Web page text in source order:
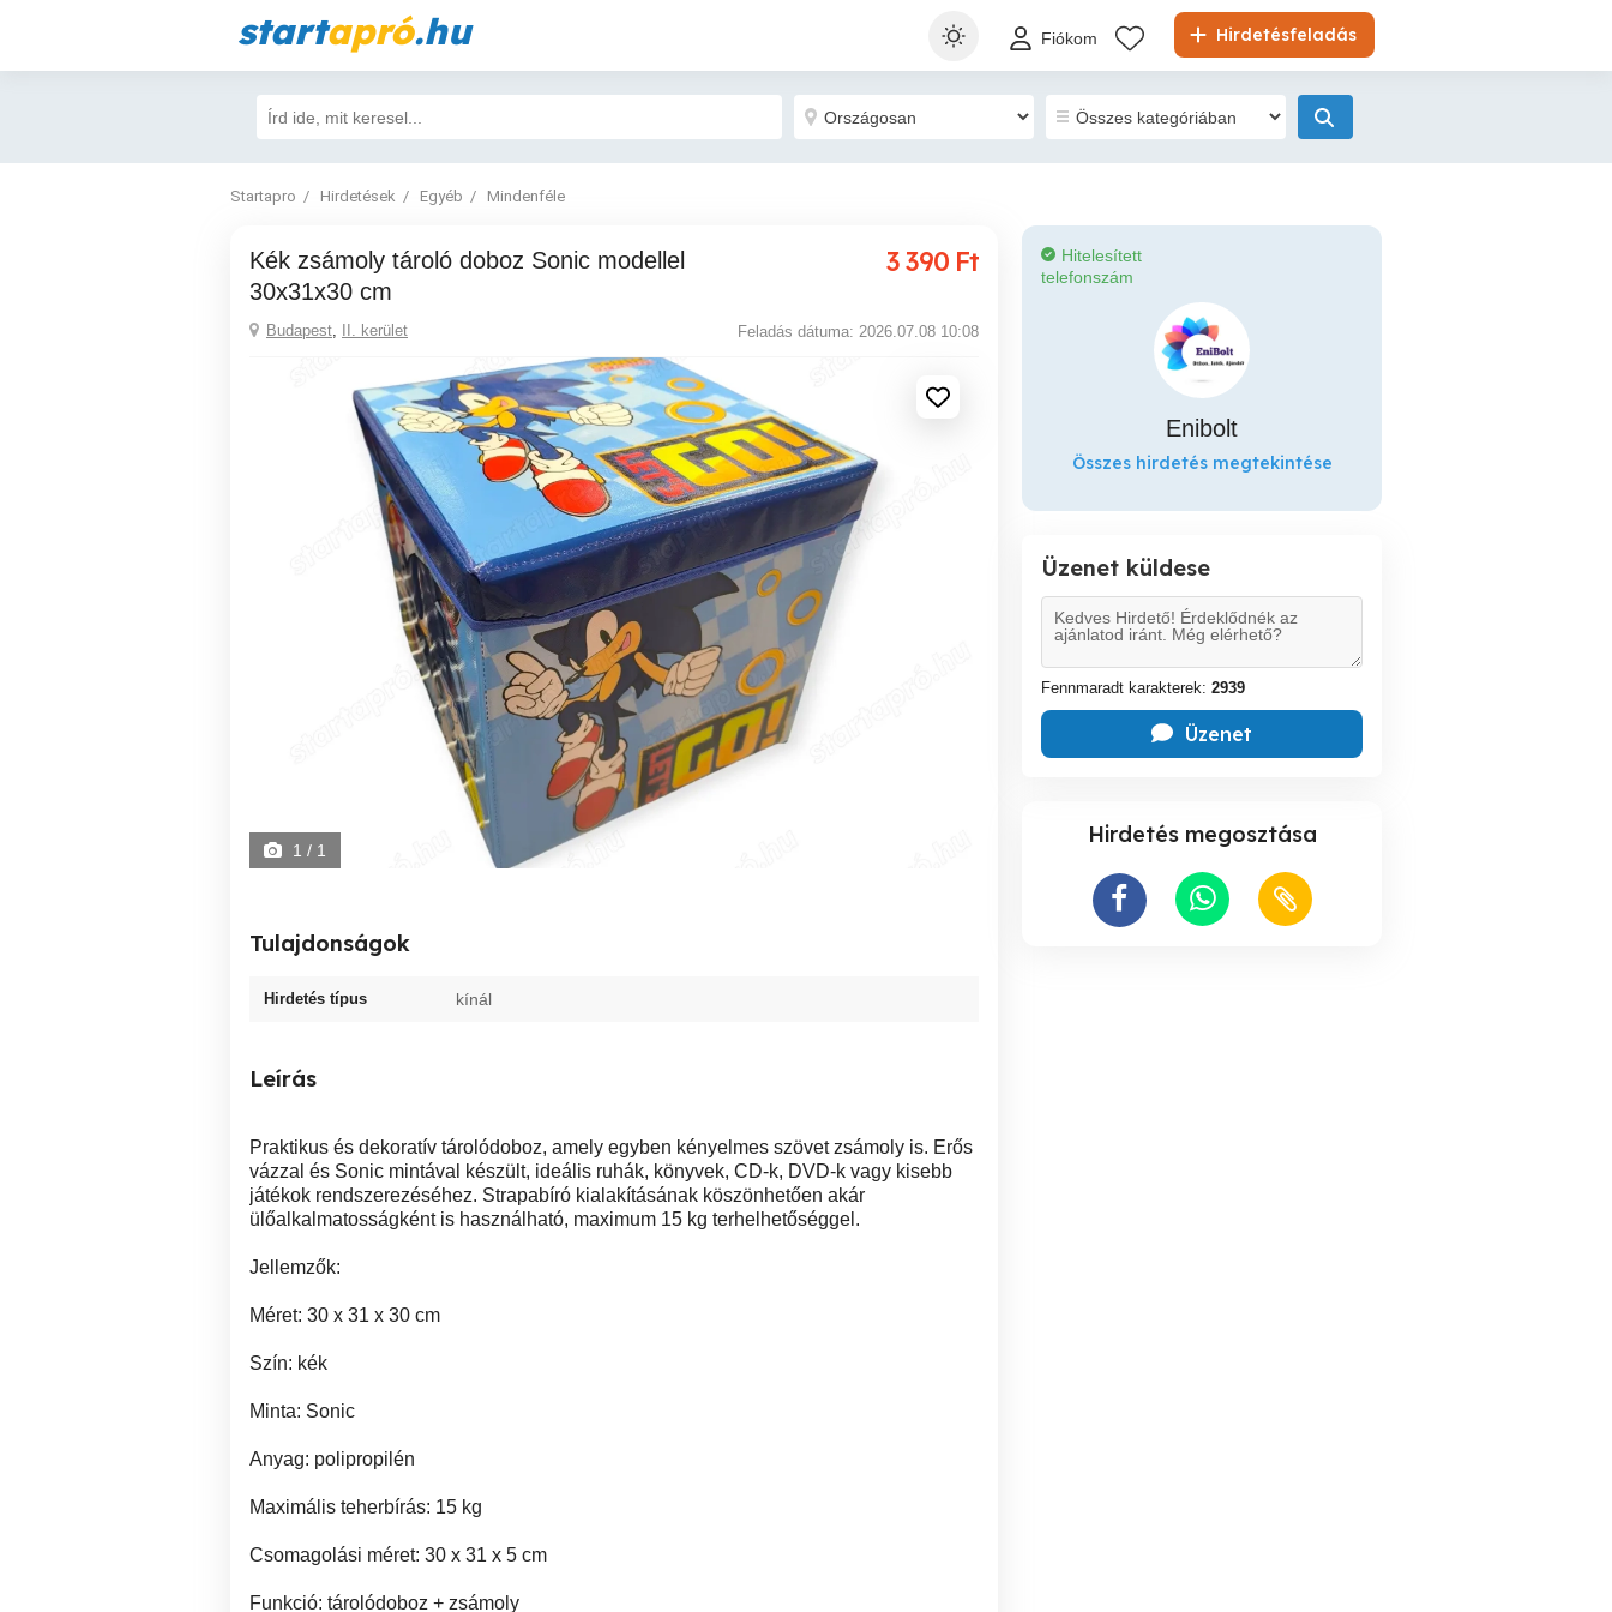
startapró.hu Hirdetésfeladás
Fiókom
Startapro Hirdetések Egyéb Mindenféle
Kék zsámoly tároló doboz Sonic modellel
30x31x30 cm
3 390 Ft
Budapest, II. kerület Feladás dátuma: 2026.07.08 10:08
1 / 1
Tulajdonságok
Hirdetés típus kínál
Leírás
Praktikus és dekoratív tárolódoboz, amely egyben kényelmes szövet zsámoly is. Erős
vázzal és Sonic mintával készült, ideális ruhák, könyvek, CD-k, DVD-k vagy kisebb
játékok rendszerezéséhez. Strapabíró kialakításának köszönhetően akár
ülőalkalmatosságként is használható, maximum 15 kg terhelhetőséggel.
Jellemzők:
Méret: 30 x 31 x 30 cm
Szín: kék
Minta: Sonic
Anyag: polipropilén
Maximális teherbírás: 15 kg
Csomagolási méret: 30 x 31 x 5 cm
Funkció: tárolódoboz + zsámoly
Hitelesített
telefonszám
Enibolt
Összes hirdetés megtekintése
Üzenet küldese
Fennmaradt karakterek: 2939
Üzenet
Hirdetés megosztása